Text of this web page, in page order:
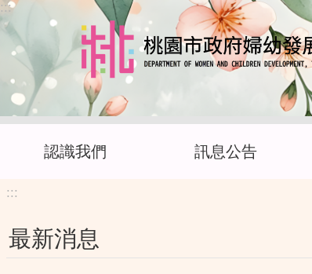
跳到主要內容區塊
:::
認識我們 訊息公告
:::
最新消息